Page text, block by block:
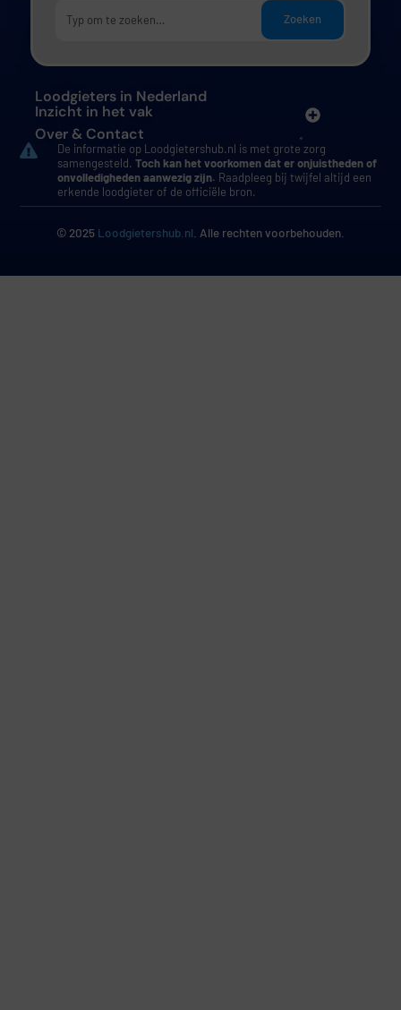
Over & Contact
Inzicht in het vak
Loodgieters in Nederland
Zoeken
© 2025 Loodgietershub.nl . Alle rechten voorbehouden.
De informatie op Loodgietershub.nl is met grote zorg
samengesteld.Toch kan het voorkomen dat er onjuistheden of
onvolledigheden aanwezig zijn. Raadpleeg bij twijfel altijd een
erkende loodgieter of de officiële bron.